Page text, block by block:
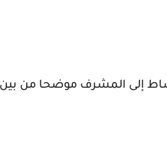
إلى المشرف موضحا من